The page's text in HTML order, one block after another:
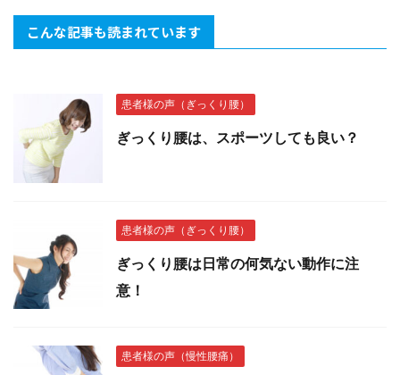
こんな記事も読まれています
患者様の声（ぎっくり腰）
ぎっくり腰は、スポーツしても良い？
患者様の声（ぎっくり腰）
ぎっくり腰は日常の何気ない動作に注
意！
患者様の声（慢性腰痛）